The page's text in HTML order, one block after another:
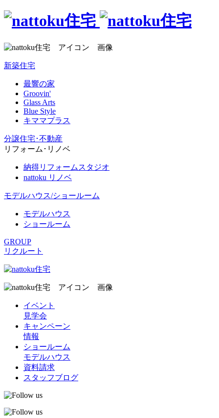
新築住宅
最響の家
Groovin'
Glass Arts
Blue Style
キママプラス
分譲住宅･不動産
リフォーム･リノベ
納得リフォームスタジオ
nattoku リノベ
モデルハウス/ショールーム
モデルハウス
ショールーム
GROUP
リクルート
イベント
見学会
キャンペーン
情報
ショールーム
モデルハウス
資料請求
スタッフブログ